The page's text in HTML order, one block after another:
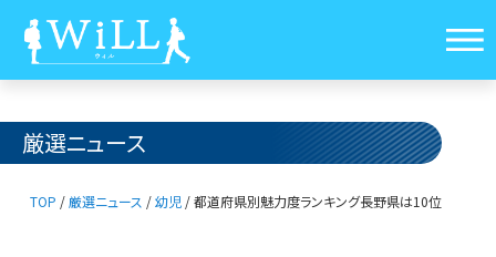
厳選ニュース
TOP /厳選ニュース /幼児/都道府県別魅力度ランキング長野県は10位